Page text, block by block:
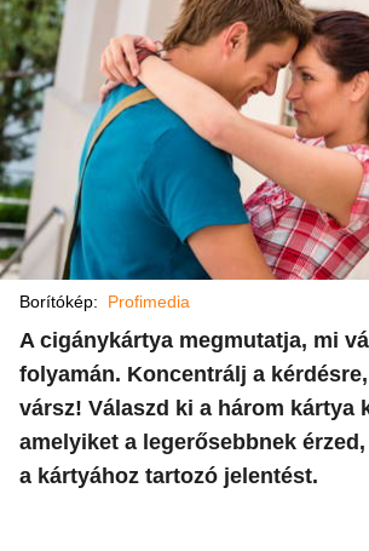
Borítókép: Profimedia
A cigánykártya megmutatja, mi
folyamán. Koncentrálj a
vársz! Válaszd ki a három kártya
amelyiket a legerősebbnek
a kártyához tartozó jelentést.